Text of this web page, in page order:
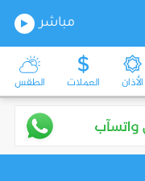
مباشر
الأذان العملات الطقس